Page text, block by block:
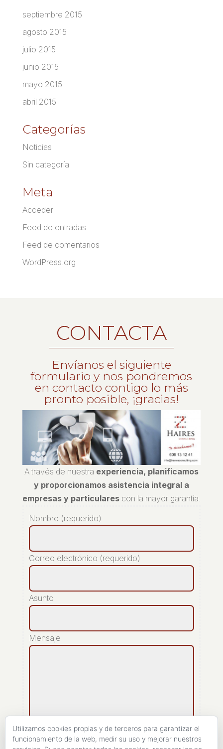
septiembre 2015
agosto 2015
julio 2015
junio 2015
mayo 2015
abril 2015
Categorías
Noticias
Sin categoría
Meta
Acceder
Feed de entradas
Feed de comentarios
WordPress.org
CONTACTA
Envíanos el siguiente
formulario y nos pondremos
en contacto contigo lo más
pronto posible, ¡gracias!
A través de nuestra experiencia, planificamos
y proporcionamos asistencia integral a
empresas y particularescon la mayor garantía.
Nombre (requerido)
Correo electrónico (requerido)
Asunto
Mensaje
Utilizamos cookies propias y de terceros para garantizar el
funcionamiento de la web, medir su uso y mejorar nuestros